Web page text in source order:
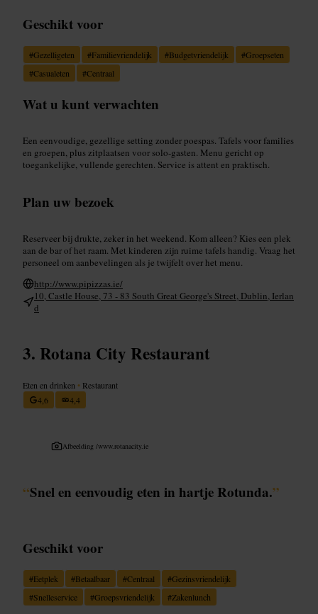
Geschikt voor
#Gezelligeten #Familievriendelijk #Budgetvriendelijk #Groepseten
#Casualeten #Centraal
Wat u kunt verwachten
Een eenvoudige, gezellige setting zonder poespas. Tafels voor families
en groepen, plus zitplaatsen voor solo-gasten. Menu gericht op
toegankelijke, vullende gerechten. Service is attent en praktisch.
Plan uw bezoek
Reserveer bij drukte, zeker in het weekend. Kom alleen? Kies een plek
aan de bar of het raam. Met kinderen zijn ruime tafels handig. Vraag het
personeel om aanbevelingen als je twijfelt over het menu.
http://www.pipizzas.ie/
10, Castle House, 73 - 83 South Great George's Street, Dublin, Ierlan
d
Rotana City Restaurant
Eten en drinken • Restaurant
4,6
4,4
Afbeelding /www.rotanacity.ie
“Snel en eenvoudig eten in hartje Rotunda.”
Geschikt voor
#Eetplek #Betaalbaar #Centraal #Gezinsvriendelijk
#Snelleservice #Groepsvriendelijk #Zakenlunch